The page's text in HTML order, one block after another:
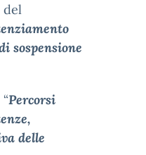
del
sospensione
Percorsi
delle